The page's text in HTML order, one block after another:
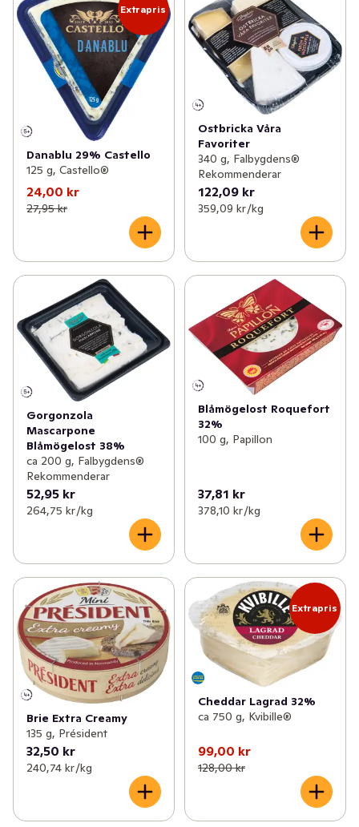
Extrapris
Danablu 29% Castello
125 g, Castello®
24,00 kr
27,95 kr
Ostbricka Våra
Favoriter
340 g, Falbygdens®
Rekommenderar
122,09 kr
359,09 kr /kg
Gorgonzola
Mascarpone
Blåmögelost 38%
ca 200 g, Falbygdens®
Rekommenderar
52,95 kr
264,75 kr /kg
Blåmögelost Roquefort
32%
100 g, Papillon
37,81 kr
378,10 kr /kg
Brie Extra Creamy
135 g, Président
32,50 kr
240,74 kr /kg
Extrapris
Cheddar Lagrad 32%
ca 750 g, Kvibille®
99,00 kr
128,00 kr